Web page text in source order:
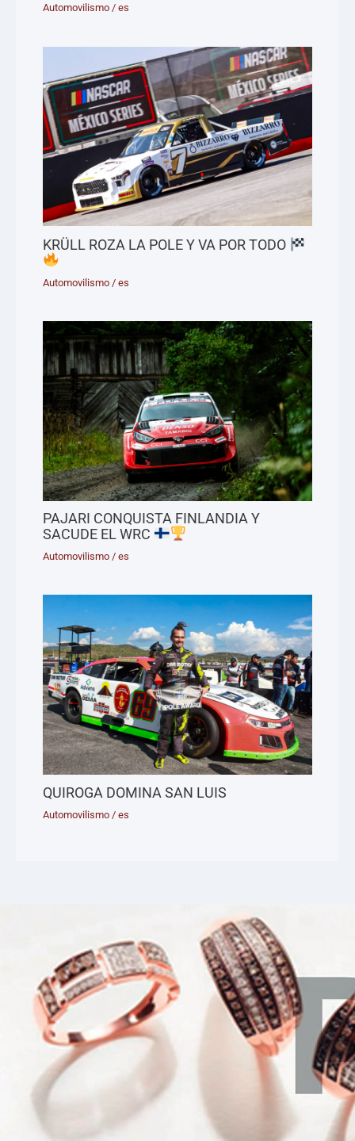
Automovilismo /es
KRÜLL ROZA LA POLE Y VA POR TODO
Automovilismo /es
PAJARI CONQUISTA FINLANDIA Y
SACUDE EL WRC
Automovilismo /es
QUIROGA DOMINA SAN LUIS
Automovilismo /es